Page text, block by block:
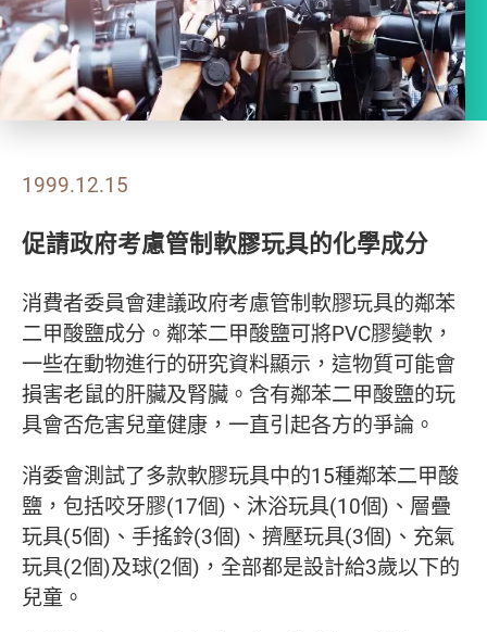
1999.12.15
促請政府考慮管制軟膠玩具的化學成分
消費者委員會建議政府考慮管制軟膠玩具的鄰苯
二甲酸鹽成分。鄰苯二甲酸鹽可將PVC膠變軟，
一些在動物進行的研究資料顯示，這物質可能會
損害老鼠的肝臟及腎臟。含有鄰苯二甲酸鹽的玩
具會否危害兒童健康，一直引起各方的爭論。
消委會測試了多款軟膠玩具中的15種鄰苯二甲酸
鹽，包括咬牙膠(17個)、沐浴玩具(10個)、層疊
玩具(5個)、手搖鈴(3個)、擠壓玩具(3個)、充氣
玩具(2個)及球(2個)，全部都是設計給3歲以下的
兒童。